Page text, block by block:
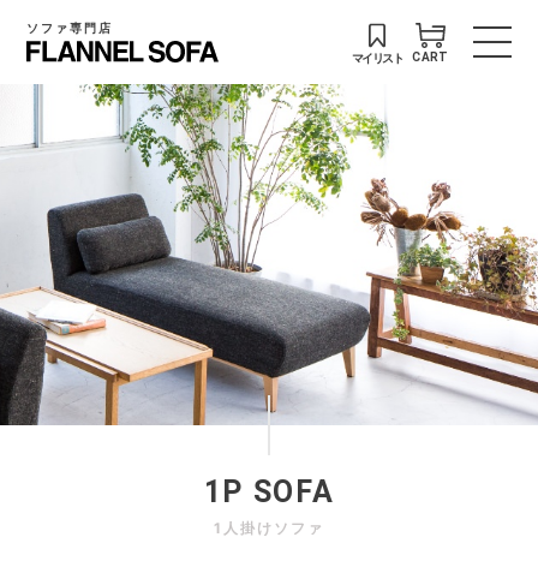
1P SOFA
1人掛けソファ
ソファ専門店
マイリスト CART